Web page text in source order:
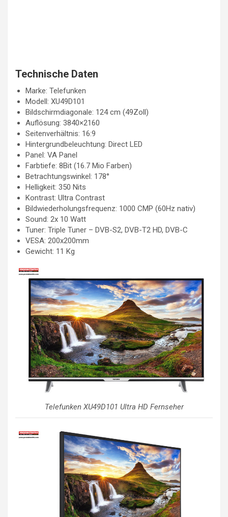
Technische Daten
Marke: Telefunken
Modell: XU49D101
Bildschirmdiagonale: 124 cm (49Zoll)
Auflösung: 3840×2160
Seitenverhältnis: 16:9
Hintergrundbeleuchtung: Direct LED
Panel: VA Panel
Farbtiefe: 8Bit (16.7 Mio Farben)
Betrachtungswinkel: 178°
Helligkeit: 350 Nits
Kontrast: Ultra Contrast
Bildwiederholungsfrequenz: 1000 CMP (60Hz nativ)
Sound: 2x 10 Watt
Tuner: Triple Tuner – DVB-S2, DVB-T2 HD, DVB-C
VESA: 200x200mm
Gewicht: 11 Kg
Telefunken XU49D101 Ultra HD Fernseher